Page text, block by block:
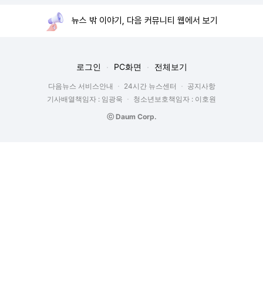
뉴스 밖 이야기, 다음 커뮤니티 웹에서 보기
로그인 PC화면 전체보기
다음뉴스 서비스안내 24시간 뉴스센터
공지사항
기사배열책임자 : 임광욱
청소년보호책임자 : 이호원
ⓒ Daum Corp.